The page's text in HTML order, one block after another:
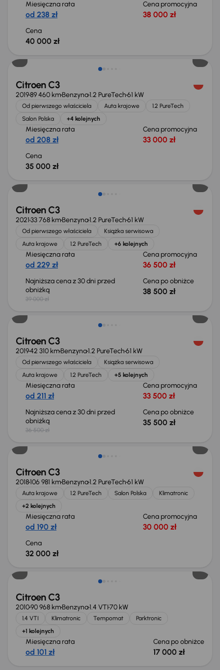
Miesięczna rata
od 238 zł
Cena promocyjna
38 000 zł
Cena
40 000 zł
Citroen C3
201989 460 kmBenzyna1.2 PureTech61 kW
Od pierwszego właściciela Auta krajowe
1.2 PureTech
Salon Polska
+4 kolejnych
Miesięczna rata
od 208 zł
Cena promocyjna
33 000 zł
Cena
35 000 zł
Taniej o 500 zł
Citroen C3
202133 768 kmBenzyna1.2 PureTech61 kW
Od pierwszego właściciela
Książka serwisowa
Auta krajowe
1.2 PureTech +6 kolejnych
Miesięczna rata
od 229 zł
Cena promocyjna
36 500 zł
Najniższa cena z 30 dni przed
obniżką
39 000 zł
Cena po obniżce
38 500 zł
Taniej o 1 000 zł
Citroen C3
201942 310 kmBenzyna1.2 PureTech61 kW
Od pierwszego właściciela
Książka serwisowa
Auta krajowe
1.2 PureTech +5 kolejnych
Miesięczna rata
od 211 zł
Cena promocyjna
33 500 zł
Najniższa cena z 30 dni przed
obniżką
36 500 zł
Cena po obniżce
35 500 zł
Citroen C3
2018106 981 kmBenzyna1.2 PureTech61 kW
Auta krajowe 1.2 PureTech Salon Polska
Klimatronic
+2 kolejnych
Miesięczna rata
od 190 zł
Cena promocyjna
30 000 zł
Cena
32 000 zł
Citroen C3
201090 968 kmBenzyna1.4 VTI70 kW
1.4 VTI Klimatronic Tempomat
Parktronic
+1 kolejnych
Miesięczna rata
od 101 zł
Cena po obniżce
17 000 zł